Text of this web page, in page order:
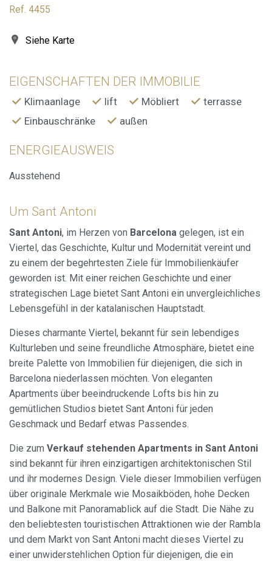
Ref. 4455
Siehe Karte
EIGENSCHAFTEN DER IMMOBILIE
Klimaanlage lift Möbliert
terrasse
Einbauschränke
außen
ENERGIEAUSWEIS
Ausstehend
Um Sant Antoni
Sant Antoni, im Herzen von Barcelona gelegen, ist ein
Viertel, das Geschichte, Kultur und Modernität vereint und
zu einem der begehrtesten Ziele für Immobilienkäufer
geworden ist. Mit einer reichen Geschichte und einer
strategischen Lage bietet Sant Antoni ein unvergleichliches
Lebensgefühl in der katalanischen Hauptstadt.
Dieses charmante Viertel, bekannt für sein lebendiges
Kulturleben und seine freundliche Atmosphäre, bietet eine
breite Palette von Immobilien für diejenigen, die sich in
Barcelona niederlassen möchten. Von eleganten
Apartments über beeindruckende Lofts bis hin zu
gemütlichen Studios bietet Sant Antoni für jeden
Geschmack und Bedarf etwas Passendes.
Die zum Verkauf stehenden Apartments in Sant Antoni
sind bekannt für ihren einzigartigen architektonischen Stil
und ihr modernes Design. Viele dieser Immobilien verfügen
über originale Merkmale wie Mosaikböden, hohe Decken
und Balkone mit Panoramablick auf die Stadt. Die Nähe zu
den beliebtesten touristischen Attraktionen wie der Rambla
und dem Markt von Sant Antoni macht dieses Viertel zu
einer unwiderstehlichen Option für diejenigen, die ein
die Qualität unserer Dienstleistungen zu verbessern und
durch empfohlene Produkte ein besseres Erlebnis zu
Diese Cookies werden verwendet, um Informationen über
die Präferenzen und persönlichen Entscheidungen des
Benutzers durch die kontinuierliche Beobachtung seiner
Surfgewohnheiten zu speichern. Dank ihnen können wir
die Surfgewohnheiten auf der Website kennen und
Werbung in Bezug auf das Surfprofil des Benutzers